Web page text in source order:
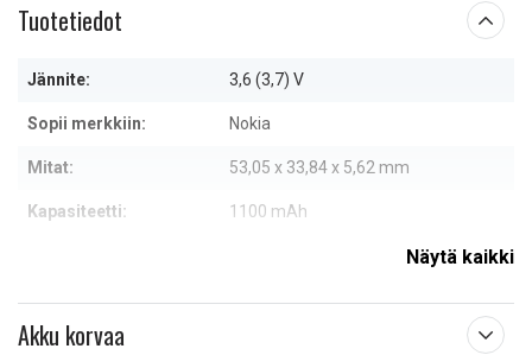
Tuotetiedot
Jännite: 3,6 (3,7) V
Sopii merkkiin: Nokia
Mitat: 53,05 x 33,84 x 5,62 mm
Kapasiteetti: 1100 mAh
Näytä kaikki
Akku korvaa